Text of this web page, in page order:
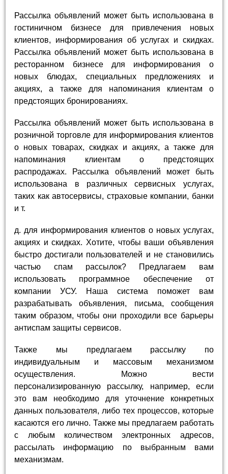
Рассылка объявлений может быть использована в
гостиничном бизнесе для привлечения новых
клиентов, информирования об услугах и скидках.
Рассылка объявлений может быть использована в
ресторанном бизнесе для информирования о
новых блюдах, специальных предложениях и
акциях, а также для напоминания клиентам о
предстоящих бронированиях.
Рассылка объявлений может быть использована в
розничной торговле для информирования клиентов
о новых товарах, скидках и акциях, а также для
напоминания клиентам о предстоящих
распродажах. Рассылка объявлений может быть
использована в различных сервисных услугах,
таких как автосервисы, страховые компании, банки
и т.
д. для информирования клиентов о новых услугах,
акциях и скидках. Хотите, чтобы ваши объявления
быстро достигали пользователей и не становились
частью спам рассылок? Предлагаем вам
использовать программное обеспечение от
компании УСУ. Наша система поможет вам
разрабатывать объявления, письма, сообщения
таким образом, чтобы они проходили все барьеры
антиспам защиты сервисов.
Также мы предлагаем рассылку по
индивидуальным и массовым механизмом
осуществления. Можно вести
персонализированную рассылку, например, если
это вам необходимо для уточнение конкретных
данных пользователя, либо тех процессов, которые
касаются его лично. Также мы предлагаем работать
с любым количеством электронных адресов,
рассылать информацию по выбранным вами
механизмам.